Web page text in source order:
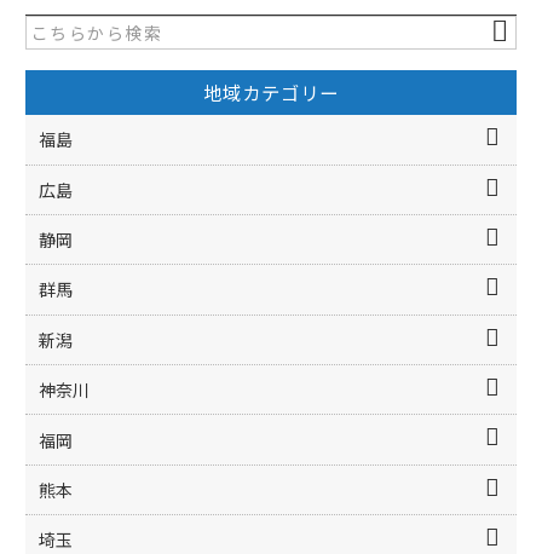
地域カテゴリー
福島
広島
静岡
群馬
新潟
神奈川
福岡
熊本
埼玉